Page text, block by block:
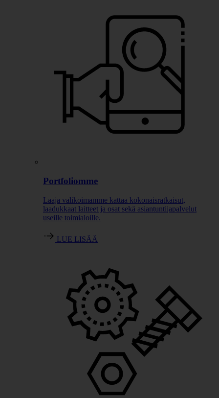
Portfoliomme
Laaja valikoimamme kattaa kokonaisratkaisut,
laadukkaat laitteet ja osat sekä asiantuntijapalvelut
useille toimialoille.
LUE LISÄÄ